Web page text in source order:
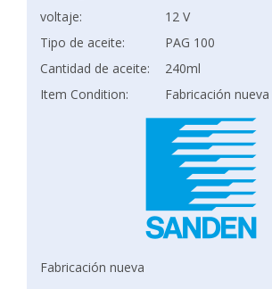
voltaje:
12 V
Tipo de aceite:
PAG 100
Cantidad de aceite:
240ml
Item Condition:
Fabricación nueva
Fabricación nueva